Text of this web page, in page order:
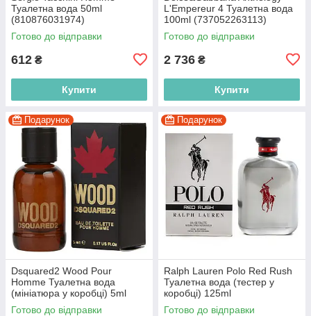
Туалетна вода 50ml
(810876031974)
Готово до відправки
612 ₴
Купити
L'Empereur 4 Туалетна вода
100ml (737052263113)
Готово до відправки
2 736 ₴
Купити
Подарунок
Dsquared2 Wood Pour
Homme Туалетна вода
(мініатюра у коробці) 5ml
(8011003845781)
Готово до відправки
Подарунок
Ralph Lauren Polo Red Rush
Туалетна вода (тестер у
коробці) 125ml
(3605971671210)
Готово до відправки